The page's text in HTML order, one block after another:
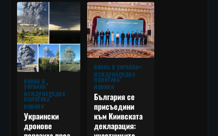
ВОЙНА В
УКРАЙНА
МЕЖДУНАРОДНА
ПОЛИТИКА
НОВИНИ
Украински
дронове
ВОЙНА В УКРАЙНА
МЕЖДУНАРОДНА
ПОЛИТИКА
НОВИНИ
България се
присъедини
към Киивската
декларация: